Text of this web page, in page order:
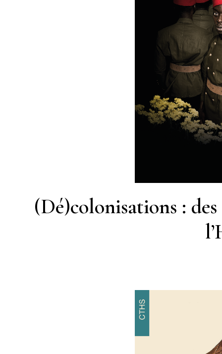
(Dé)colonisations :